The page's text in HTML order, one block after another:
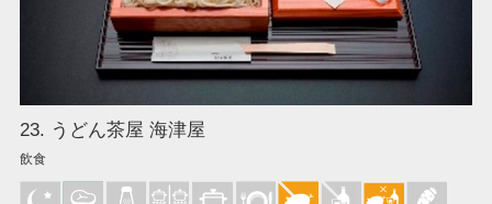
23. うどん茶屋 海津屋
飲食